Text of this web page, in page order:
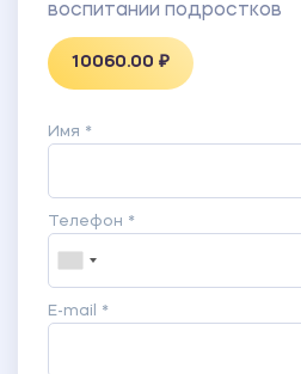
воспитании подростков
10060.00 ₽
Имя *
Телефон *
E-mail *